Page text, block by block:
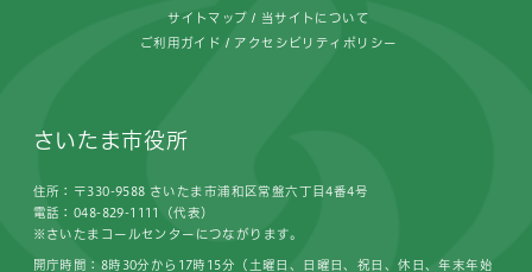
サイトマップ 当サイトについて
ご利用ガイド アクセシビリティポリシー
さいたま市役所
住所：〒330-9588 さいたま市浦和区常盤六丁目4番4号
電話：048-829-1111（代表）
※さいたまコールセンターにつながります。
開庁時間：8時30分から17時15分（土曜日、日曜日、祝日、休日、年末年始